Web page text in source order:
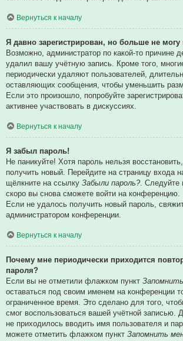
Вернуться к началу
Я давно зарегистрирован, но больше не могу
Возможно, администратор по какой-то причине
удалил вашу учётную запись. Кроме того,
периодически удаляют пользователей,
оставляющих сообщения, чтобы уменьшить
Если это произошло, попробуйте
активнее участвовать в дискуссиях.
Вернуться к началу
Я забыл пароль!
Не паникуйте! Хотя пароль нельзя
получить новый. Перейдите на страницу входа
щёлкните на ссылку Забыли пароль?. Следуйте
скоро вы снова сможете войти на конференцию.
Если не удалось получить новый пароль,
администратором конференции.
Вернуться к началу
Почему мне периодически приходится
пароля?
Если вы не отметили флажком пункт
оставаться под своим именем на конференции
ограниченное время. Это сделано для того,
смог воспользоваться вашей учётной записью.
не приходилось вводить имя пользователя и
можете отметить флажком пункт Запомнить